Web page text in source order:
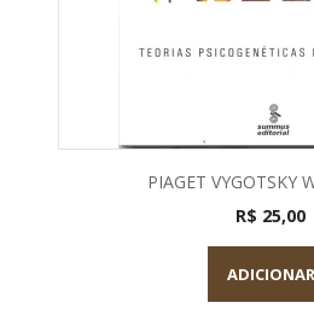
PIAGET VYGOTSKY
R$ 25,00
ADICIONAR